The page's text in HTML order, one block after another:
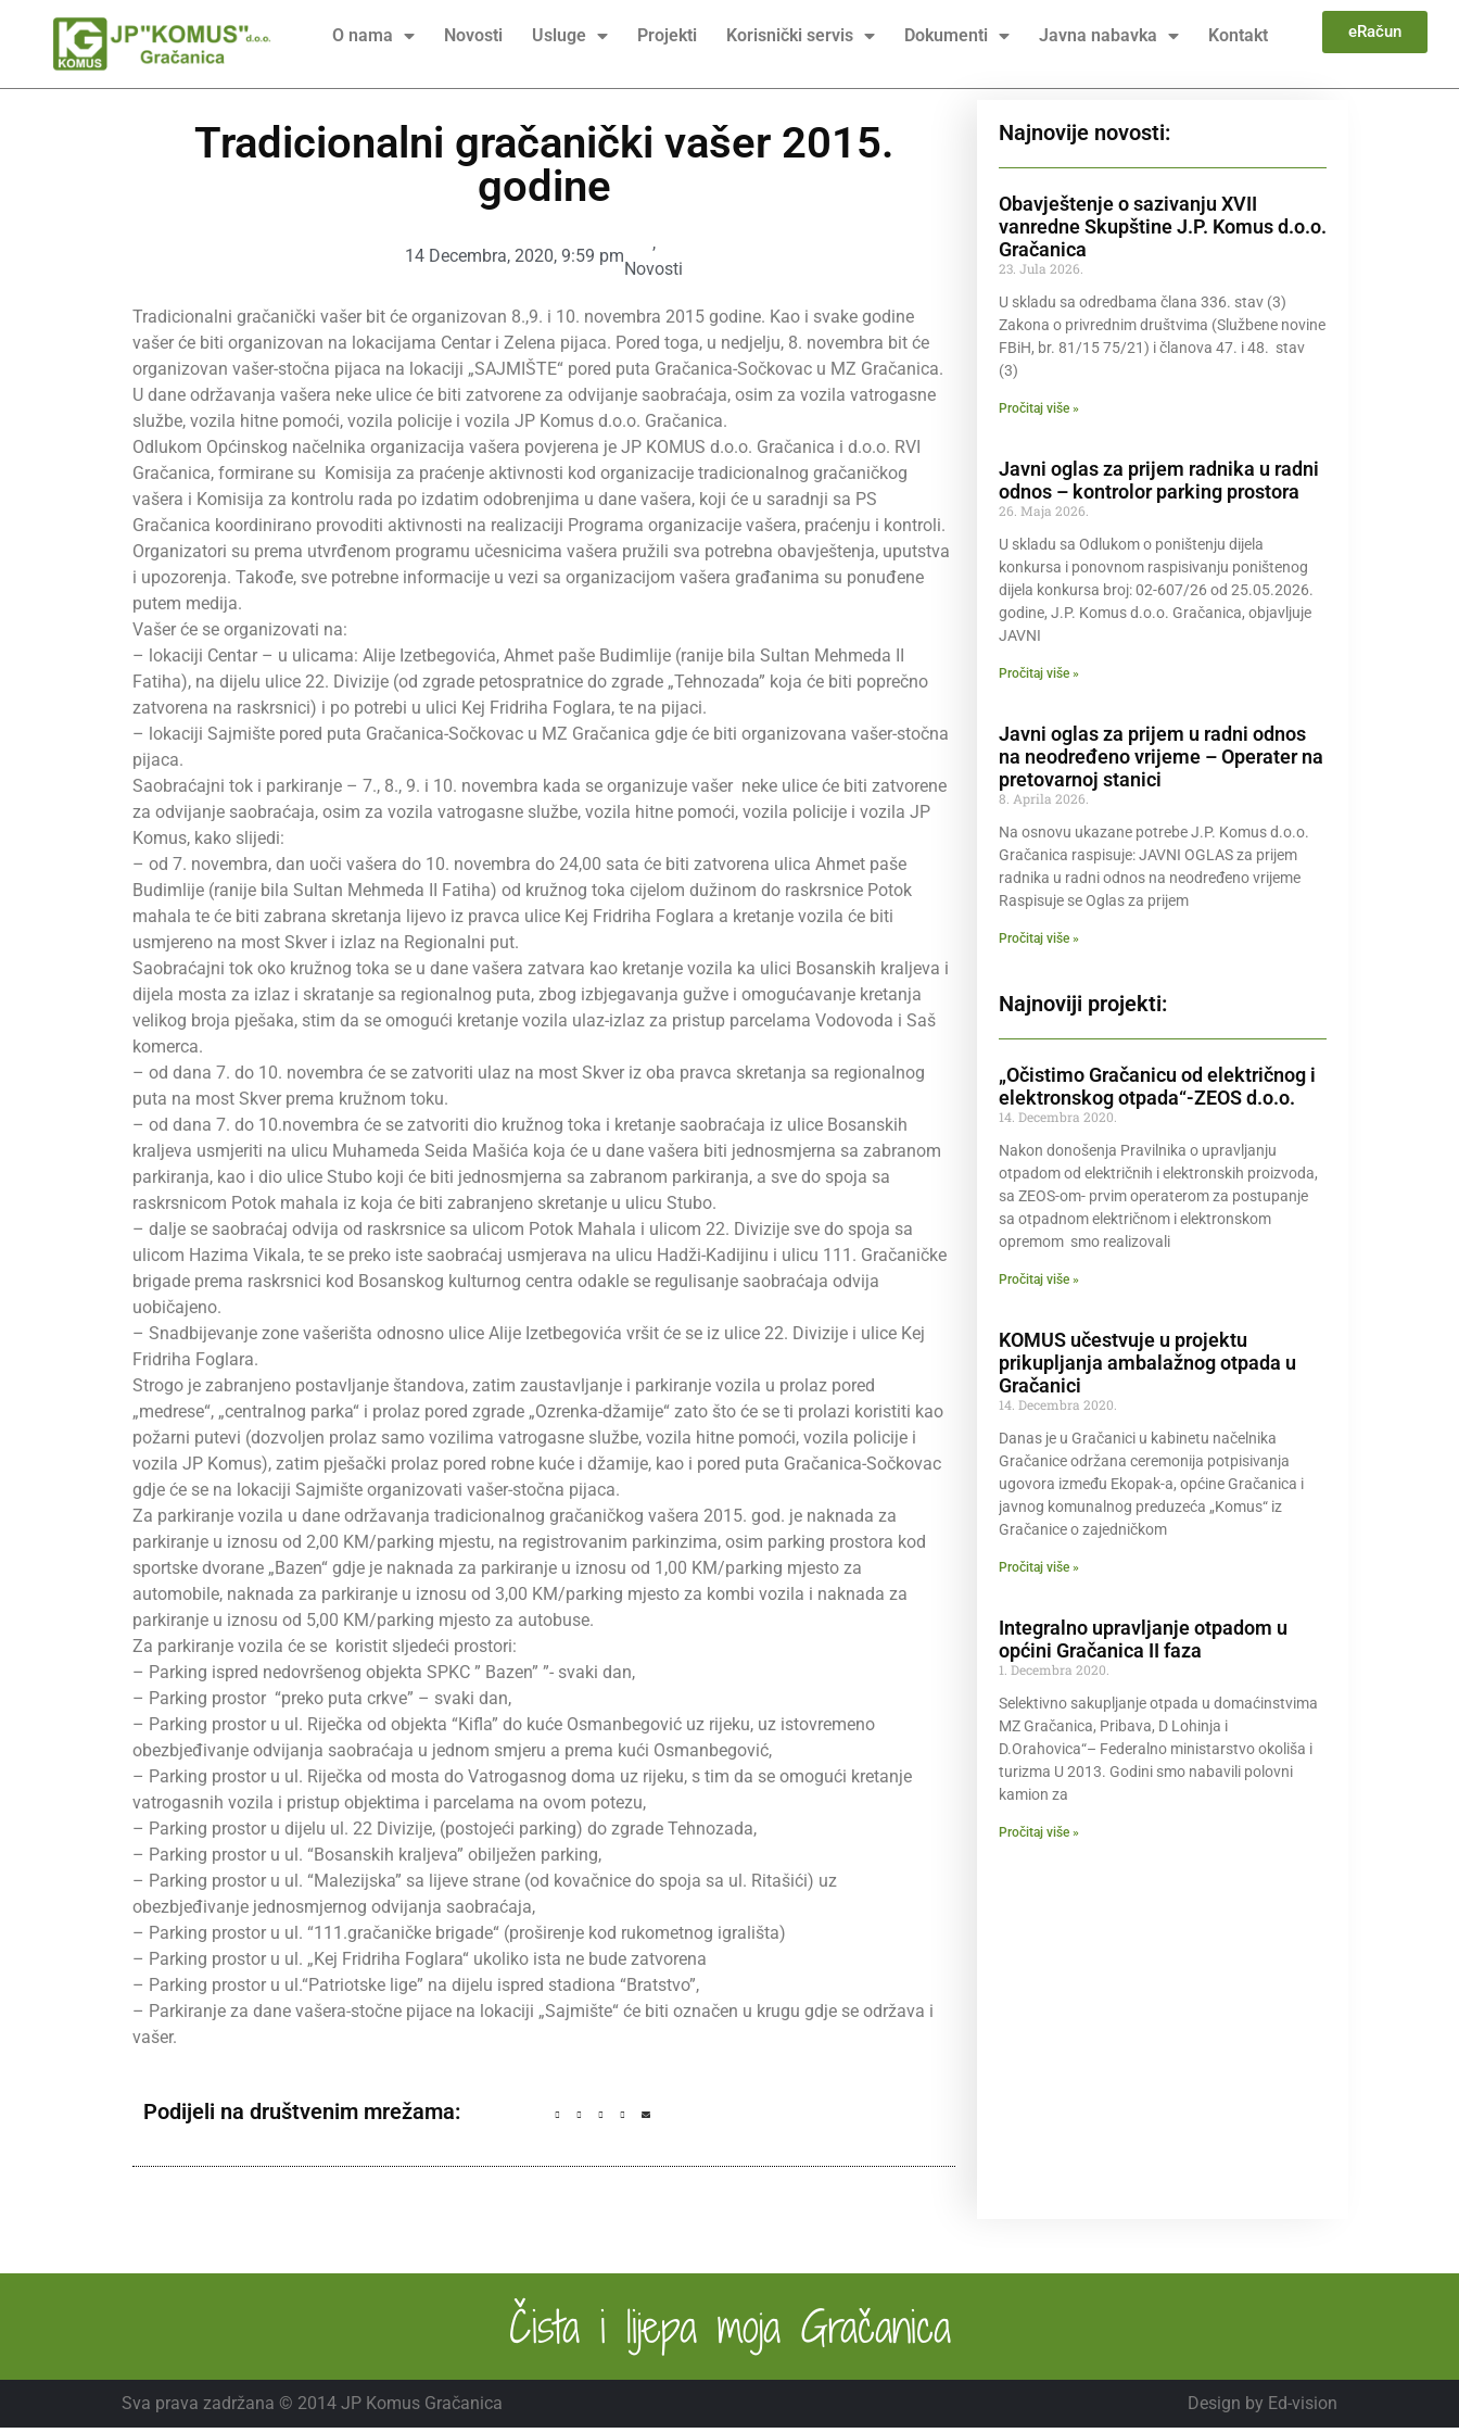
O nama Novosti Usluge Projekti Korisnički servis Dokumenti Javna nabavka Kontakt eRačun
Tradicionalni gračanički vašer 2015.
godine
14 Decembra, 2020, 9:59 pm
,
Novosti
Tradicionalni gračanički vašer bit će organizovan 8.,9. i 10. novembra 2015 godine. Kao i svake godine
vašer će biti organizovan na lokacijama Centar i Zelena pijaca. Pored toga, u nedjelju, 8. novembra bit će
organizovan vašer-stočna pijaca na lokaciji „SAJMIŠTE“ pored puta Gračanica-Sočkovac u MZ Gračanica.
U dane održavanja vašera neke ulice će biti zatvorene za odvijanje saobraćaja, osim za vozila vatrogasne
službe, vozila hitne pomoći, vozila policije i vozila JP Komus d.o.o. Gračanica.
Odlukom Općinskog načelnika organizacija vašera povjerena je JP KOMUS d.o.o. Gračanica i d.o.o. RVI
Gračanica, formirane su Komisija za praćenje aktivnosti kod organizacije tradicionalnog gračaničkog
vašera i Komisija za kontrolu rada po izdatim odobrenjima u dane vašera, koji će u saradnji sa PS
Gračanica koordinirano provoditi aktivnosti na realizaciji Programa organizacije vašera, praćenju i kontroli.
Organizatori su prema utvrđenom programu učesnicima vašera pružili sva potrebna obavještenja, uputstva
i upozorenja. Takođe, sve potrebne informacije u vezi sa organizacijom vašera građanima su ponuđene
putem medija.
Vašer će se organizovati na:
– lokaciji Centar – u ulicama: Alije Izetbegovića, Ahmet paše Budimlije (ranije bila Sultan Mehmeda II
Fatiha), na dijelu ulice 22. Divizije (od zgrade petospratnice do zgrade „Tehnozada” koja će biti poprečno
zatvorena na raskrsnici) i po potrebi u ulici Kej Fridriha Foglara, te na pijaci.
– lokaciji Sajmište pored puta Gračanica-Sočkovac u MZ Gračanica gdje će biti organizovana vašer-stočna
pijaca.
Saobraćajni tok i parkiranje – 7., 8., 9. i 10. novembra kada se organizuje vašer neke ulice će biti zatvorene
za odvijanje saobraćaja, osim za vozila vatrogasne službe, vozila hitne pomoći, vozila policije i vozila JP
Komus, kako slijedi:
– od 7. novembra, dan uoči vašera do 10. novembra do 24,00 sata će biti zatvorena ulica Ahmet paše
Budimlije (ranije bila Sultan Mehmeda II Fatiha) od kružnog toka cijelom dužinom do raskrsnice Potok
mahala te će biti zabrana skretanja lijevo iz pravca ulice Kej Fridriha Foglara a kretanje vozila će biti
usmjereno na most Skver i izlaz na Regionalni put.
Saobraćajni tok oko kružnog toka se u dane vašera zatvara kao kretanje vozila ka ulici Bosanskih kraljeva i
dijela mosta za izlaz i skratanje sa regionalnog puta, zbog izbjegavanja gužve i omogućavanje kretanja
velikog broja pješaka, stim da se omogući kretanje vozila ulaz-izlaz za pristup parcelama Vodovoda i Saš
komerca.
– od dana 7. do 10. novembra će se zatvoriti ulaz na most Skver iz oba pravca skretanja sa regionalnog
puta na most Skver prema kružnom toku.
– od dana 7. do 10.novembra će se zatvoriti dio kružnog toka i kretanje saobraćaja iz ulice Bosanskih
kraljeva usmjeriti na ulicu Muhameda Seida Mašića koja će u dane vašera biti jednosmjerna sa zabranom
parkiranja, kao i dio ulice Stubo koji će biti jednosmjerna sa zabranom parkiranja, a sve do spoja sa
raskrsnicom Potok mahala iz koja će biti zabranjeno skretanje u ulicu Stubo.
– dalje se saobraćaj odvija od raskrsnice sa ulicom Potok Mahala i ulicom 22. Divizije sve do spoja sa
ulicom Hazima Vikala, te se preko iste saobraćaj usmjerava na ulicu Hadži-Kadijinu i ulicu 111. Gračaničke
brigade prema raskrsnici kod Bosanskog kulturnog centra odakle se regulisanje saobraćaja odvija
uobičajeno.
– Snadbijevanje zone vašerišta odnosno ulice Alije Izetbegovića vršit će se iz ulice 22. Divizije i ulice Kej
Fridriha Foglara.
Strogo je zabranjeno postavljanje štandova, zatim zaustavljanje i parkiranje vozila u prolaz pored
„medrese“, „centralnog parka“ i prolaz pored zgrade „Ozrenka-džamije“ zato što će se ti prolazi koristiti kao
požarni putevi (dozvoljen prolaz samo vozilima vatrogasne službe, vozila hitne pomoći, vozila policije i
vozila JP Komus), zatim pješački prolaz pored robne kuće i džamije, kao i pored puta Gračanica-Sočkovac
gdje će se na lokaciji Sajmište organizovati vašer-stočna pijaca.
Za parkiranje vozila u dane održavanja tradicionalnog gračaničkog vašera 2015. god. je naknada za
parkiranje u iznosu od 2,00 KM/parking mjestu, na registrovanim parkinzima, osim parking prostora kod
sportske dvorane „Bazen“ gdje je naknada za parkiranje u iznosu od 1,00 KM/parking mjesto za
automobile, naknada za parkiranje u iznosu od 3,00 KM/parking mjesto za kombi vozila i naknada za
parkiranje u iznosu od 5,00 KM/parking mjesto za autobuse.
Za parkiranje vozila će se koristit sljedeći prostori:
– Parking ispred nedovršenog objekta SPKC ” Bazen” ”- svaki dan,
– Parking prostor “preko puta crkve” – svaki dan,
– Parking prostor u ul. Riječka od objekta “Kifla” do kuće Osmanbegović uz rijeku, uz istovremeno
obezbjeđivanje odvijanja saobraćaja u jednom smjeru a prema kući Osmanbegović,
– Parking prostor u ul. Riječka od mosta do Vatrogasnog doma uz rijeku, s tim da se omogući kretanje
vatrogasnih vozila i pristup objektima i parcelama na ovom potezu,
– Parking prostor u dijelu ul. 22 Divizije, (postojeći parking) do zgrade Tehnozada,
– Parking prostor u ul. “Bosanskih kraljeva” obilježen parking,
– Parking prostor u ul. “Malezijska” sa lijeve strane (od kovačnice do spoja sa ul. Ritašići) uz
obezbjeđivanje jednosmjernog odvijanja saobraćaja,
– Parking prostor u ul. “111.gračaničke brigade“ (proširenje kod rukometnog igrališta)
– Parking prostor u ul. „Kej Fridriha Foglara“ ukoliko ista ne bude zatvorena
– Parking prostor u ul.“Patriotske lige” na dijelu ispred stadiona “Bratstvo”,
– Parkiranje za dane vašera-stočne pijace na lokaciji „Sajmište“ će biti označen u krugu gdje se održava i
vašer.
Podijeli na društvenim mrežama:
Najnovije novosti:
Obavještenje o sazivanju XVII
vanredne Skupštine J.P. Komus d.o.o.
Gračanica
23. Jula 2026.
U skladu sa odredbama člana 336. stav (3)
Zakona o privrednim društvima (Službene novine
FBiH, br. 81/15 75/21) i članova 47. i 48. stav
(3)
Pročitaj više »
Javni oglas za prijem radnika u radni
odnos – kontrolor parking prostora
26. Maja 2026.
U skladu sa Odlukom o poništenju dijela
konkursa i ponovnom raspisivanju poništenog
dijela konkursa broj: 02-607/26 od 25.05.2026.
godine, J.P. Komus d.o.o. Gračanica, objavljuje
JAVNI
Pročitaj više »
Javni oglas za prijem u radni odnos
na neodređeno vrijeme – Operater na
pretovarnoj stanici
8. Aprila 2026.
Na osnovu ukazane potrebe J.P. Komus d.o.o.
Gračanica raspisuje: JAVNI OGLAS za prijem
radnika u radni odnos na neodređeno vrijeme
Raspisuje se Oglas za prijem
Pročitaj više »
Najnoviji projekti:
„Očistimo Gračanicu od električnog i
elektronskog otpada“-ZEOS d.o.o.
14. Decembra 2020.
Nakon donošenja Pravilnika o upravljanju
otpadom od električnih i elektronskih proizvoda,
sa ZEOS-om- prvim operaterom za postupanje
sa otpadnom električnom i elektronskom
opremom smo realizovali
Pročitaj više »
KOMUS učestvuje u projektu
prikupljanja ambalažnog otpada u
Gračanici
14. Decembra 2020.
Danas je u Gračanici u kabinetu načelnika
Gračanice održana ceremonija potpisivanja
ugovora između Ekopak-a, općine Gračanica i
javnog komunalnog preduzeća „Komus“ iz
Gračanice o zajedničkom
Pročitaj više »
Integralno upravljanje otpadom u
općini Gračanica II faza
1. Decembra 2020.
Selektivno sakupljanje otpada u domaćinstvima
MZ Gračanica, Pribava, D Lohinja i
D.Orahovica“– Federalno ministarstvo okoliša i
turizma U 2013. Godini smo nabavili polovni
kamion za
Pročitaj više »
Čista i lijepa moja Gračanica
Sva prava zadržana © 2014 JP Komus Gračanica Design by Ed-vision